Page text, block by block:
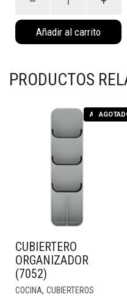
(2032NE)
cantidadAñadir al carrito
PRODUCTOS
AGOTADO
CUBIERTERO
ORGANIZADOR
(7052)
COCINA, CUBIERTEROS